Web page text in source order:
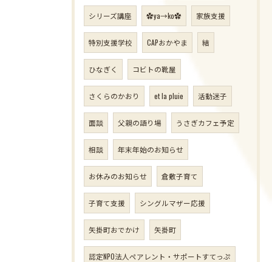
シリーズ講座 ✿ya→ko✿ 家族支援
特別支援学校 CAPおかやま 結
ひなぎく コビトの靴屋
さくらのかおり et la pluie 活動迷子
面談 父親の語り場 うさぎカフェ予定
相談 年末年始のお知らせ
お休みのお知らせ 倉敷子育て
子育て支援 シングルマザー応援
矢掛町おでかけ 矢掛町
認定NPO法人ペアレント・サポートすてっぷ